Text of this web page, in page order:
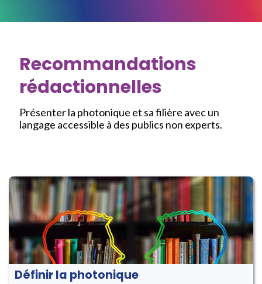
Recommandations
rédactionnelles
Présenter la photonique et sa filière avec un
langage accessible à des publics non experts.
Définir la photonique